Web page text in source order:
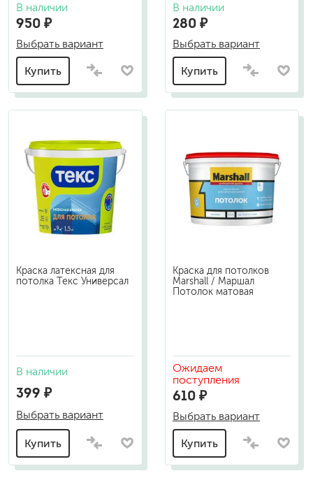
В наличии
950 ₽
Выбрать вариант
Купить
В наличии
280 ₽
Выбрать вариант
Купить
Краска латексная для
потолка Текс Универсал
В наличии
399 ₽
Выбрать вариант
Купить
Краска для потолков
Marshall / Маршал
Потолок матовая
Ожидаем
поступления
610 ₽
Выбрать вариант
Купить